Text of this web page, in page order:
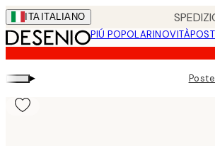
Skip
to
main
content.
ITA ITALIANO
PIÚ POPOLARINOVITÀ
▸